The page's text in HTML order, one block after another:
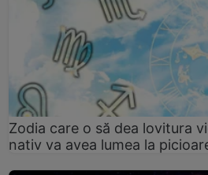
Zodia care o să dea lovitura
nativ va avea lumea la